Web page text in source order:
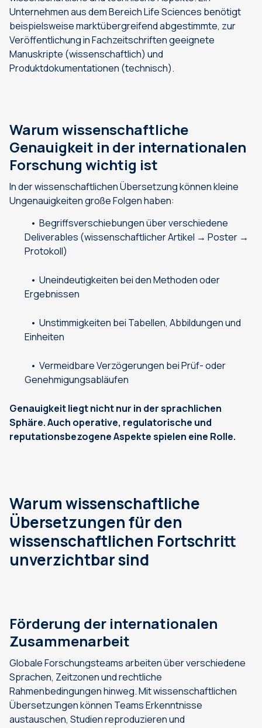
Unternehmen aus dem Bereich Life Sciences benötigt
beispielsweise marktübergreifend abgestimmte, zur
Veröffentlichung in Fachzeitschriften geeignete
Manuskripte (wissenschaftlich) und
Produktdokumentationen (technisch).
Warum wissenschaftliche
Genauigkeit in der internationalen
Forschung wichtig ist
In der wissenschaftlichen Übersetzung können kleine
Ungenauigkeiten große Folgen haben:
Begriffsverschiebungen über verschiedene
Deliverables (wissenschaftlicher Artikel → Poster →
Protokoll)
Uneindeutigkeiten bei den Methoden oder
Ergebnissen
Unstimmigkeiten bei Tabellen, Abbildungen und
Einheiten
Vermeidbare Verzögerungen bei Prüf- oder
Genehmigungsabläufen
Genauigkeit liegt nicht nur in der sprachlichen
Sphäre. Auch operative, regulatorische und
reputationsbezogene Aspekte spielen eine Rolle.
Warum wissenschaftliche
Übersetzungen für den
wissenschaftlichen Fortschritt
unverzichtbar sind
Förderung der internationalen
Zusammenarbeit
Globale Forschungsteams arbeiten über verschiedene
Sprachen, Zeitzonen und rechtliche
Rahmenbedingungen hinweg. Mit wissenschaftlichen
Übersetzungen können Teams Erkenntnisse
austauschen, Studien reproduzieren und